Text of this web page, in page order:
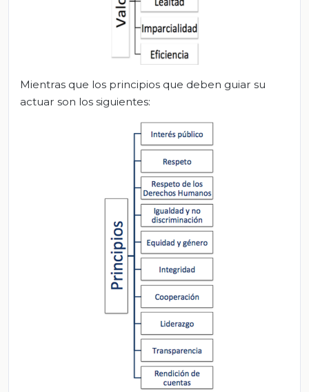
Mientras que los principios que deben guiar su
actuar son los siguientes: